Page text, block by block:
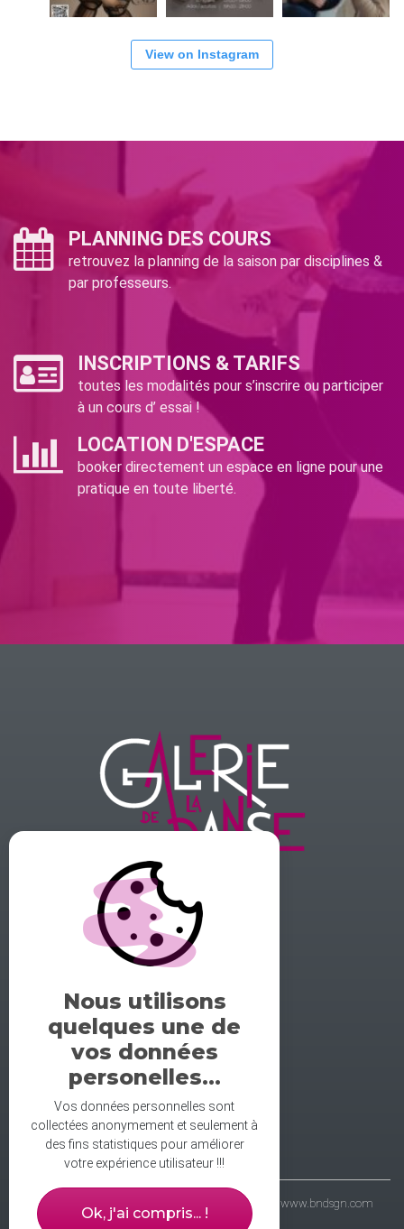
View on Instagram
PLANNING DES COURS
retrouvez la planning de la saison par disciplines &
par professeurs.
INSCRIPTIONS & TARIFS
toutes les modalités pour s’inscrire ou participer
à un cours d’ essai !
LOCATION D'ESPACE
booker directement un espace en ligne pour une
pratique en toute liberté.
GALERIE DE LA DANSE
1 rue midol 25000 Besançon
tel: 06.71.93.54.75
contact@galeriedeladanse.fr
facebook/galeriedeladanse
instagram/lagaleriedeladanse
- galerie de la danse © 2021 - wbdsgn & wbdvp : www.bndsgn.com
Nous utilisons
quelques une de
vos données
personelles...
Vos données personnelles sont
collectées anonymement et seulement à
des fins statistiques pour améliorer
votre expérience utilisateur !!!
Ok, j'ai compris... !